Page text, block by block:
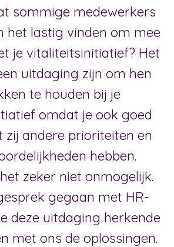
sommige medewerkers
het lastig vinden om mee
je vitaliteitsinitiatief? Het
uitdaging zijn om hen
te houden bij je
omdat je ook goed
zij andere prioriteiten en
hebben.
zeker niet onmogelijk.
gegaan met HR-
deze uitdaging herkende
met ons de oplossingen.